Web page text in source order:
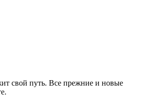
свой путь. Все прежние и новые